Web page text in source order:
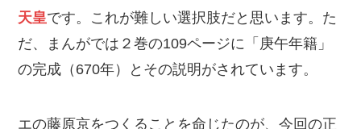
天皇です。これが難しい選択肢だと思います。た
だ、まんがでは２巻の109ページに「庚午年籍」
の完成（670年）とその説明がされています。
エの藤原京をつくることを命じたのが、今回の正